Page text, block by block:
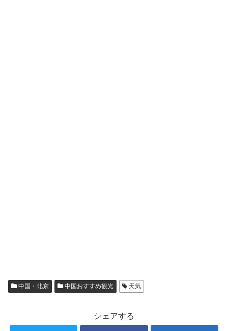
中国・北京 中国おすすめ観光 天気
シェアする